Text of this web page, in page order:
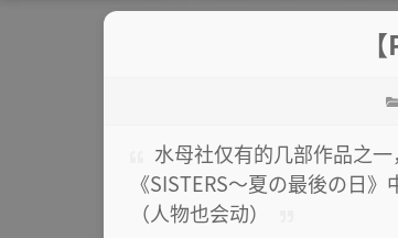
水母社仅有的几部作品之
《SISTERS～夏の最後の日
（人物也会动）